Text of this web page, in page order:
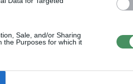
Sale, and/or Sharing
the Purposes for which it